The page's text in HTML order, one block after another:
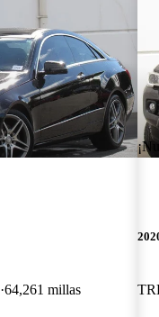
64,261 millas